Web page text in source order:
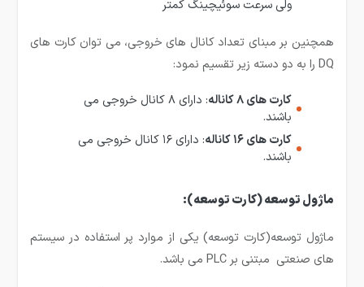
ولی سرعت سوئیچینگ کمتر
همچنین بر مبنای تعداد کانال های خروجی، می توان کارت های
DQ را به دو دسته زیر تقسیم نمود:
کارت های ۸ کاناله
: دارای ۸ کانال خروجی می
باشند.
کارت های ۱۶ کاناله
: دارای ۱۶ کانال خروجی می
باشند.
ماژول توسعه (کارت توسعه):
ماژول توسعه(کارت توسعه) یکی از موارد پر استفاده در سیستم
های صنعتی مبتنی بر PLC می باشد.